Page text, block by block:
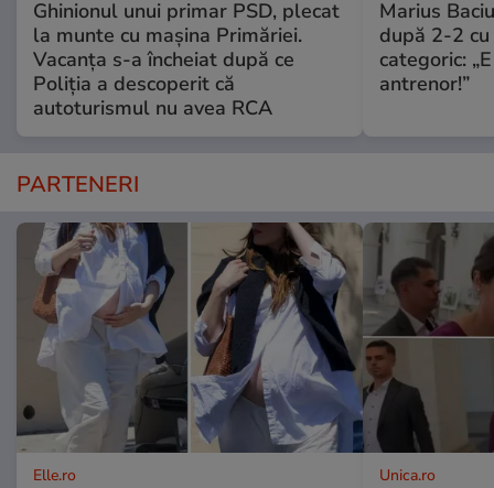
Ghinionul unui primar PSD, plecat
la munte cu mașina Primăriei.
Vacanța s-a încheiat după ce
Poliția a descoperit că
autoturismul nu avea RCA
Marius
după 2-2 cu
categoric:
antrenor!”
PARTENERI
Elle.ro Unica.ro